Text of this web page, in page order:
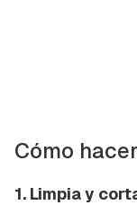
Cómo
1. Limpia y